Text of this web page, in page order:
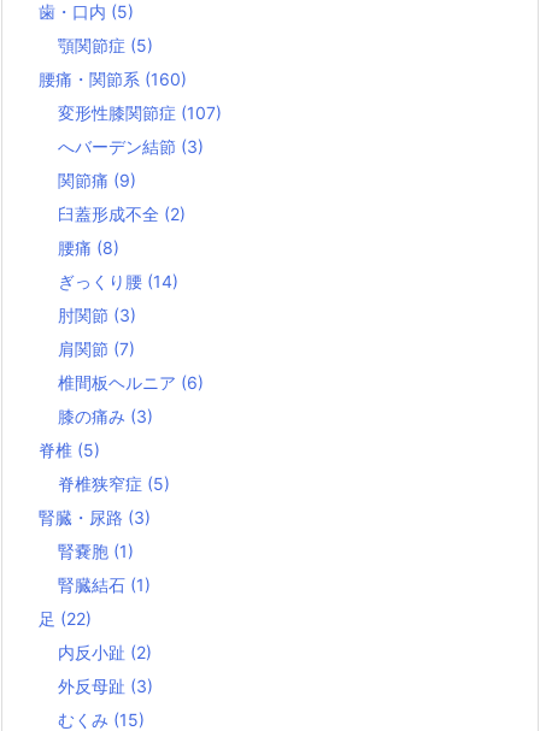
歯・口内 (5)
顎関節症 (5)
腰痛・関節系 (160)
変形性膝関節症 (107)
へバーデン結節 (3)
関節痛 (9)
臼蓋形成不全 (2)
腰痛 (8)
ぎっくり腰 (14)
肘関節 (3)
肩関節 (7)
椎間板ヘルニア (6)
膝の痛み (3)
脊椎 (5)
脊椎狭窄症 (5)
腎臓・尿路 (3)
腎嚢胞 (1)
腎臓結石 (1)
足 (22)
内反小趾 (2)
外反母趾 (3)
むくみ (15)